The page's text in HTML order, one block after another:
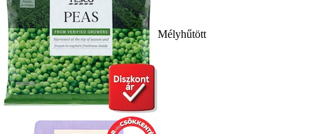
Mélyhűtött